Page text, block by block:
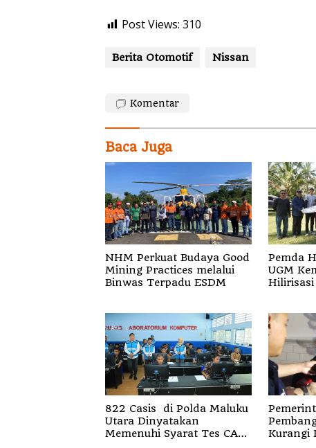
Post Views: 310
Berita Otomotif Nissan
Komentar
Baca Juga
NHM Perkuat Budaya Good
Mining Practices melalui
Binwas Terpadu ESDM
Pemda
UGM
Hilirisasi
822 Casis di Polda Maluku
Utara Dinyatakan
Memenuhi Syarat Tes CAT
Kurangi